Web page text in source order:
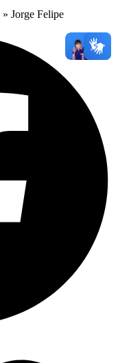
» Jorge Felipe